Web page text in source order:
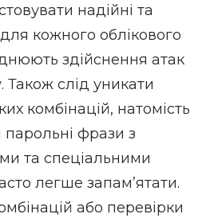
надійні та
кожного облікового
здійснення атак
Також слід уникати
комбінацій, натомість
парольні фрази з
та спеціальними
легше запам’ятати.
або перевірки